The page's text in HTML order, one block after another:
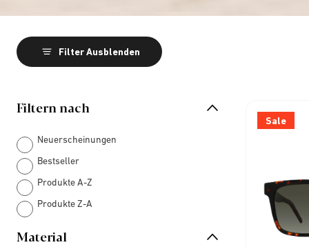
Filter Ausblenden
Filtern nach
Neuerscheinungen
Bestseller
Produkte A-Z
Produkte Z-A
Material
Sale